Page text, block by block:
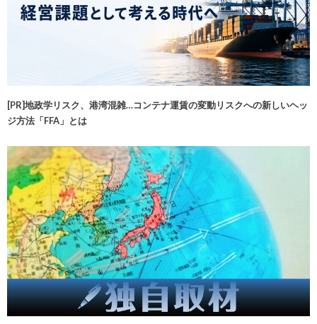
[PR]地政学リスク、港湾混雑…コンテナ運賃の変動リスクへの新しいヘッ
ジ方法「FFA」とは